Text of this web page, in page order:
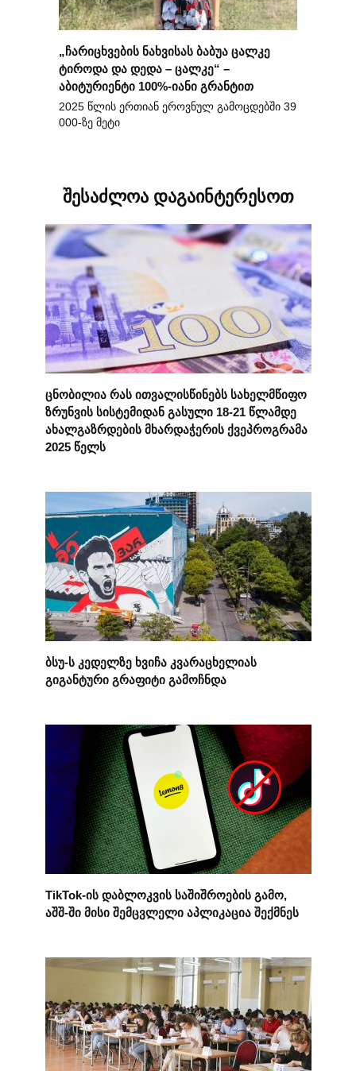
„ჩარიცხვების ნახვისას ბაბუა ცალკე
ტიროდა და დედა – ცალკე“ –
აბიტურიენტი 100%-იანი გრანტით
2025 წლის ერთიან ეროვნულ გამოცდებში 39
000-ზე მეტი
შესაძლოა დაგაინტერესოთ
ცნობილია რას ითვალისწინებს სახელმწიფო
ზრუნვის სისტემიდან გასული 18-21 წლამდე
ახალგაზრდების მხარდაჭერის ქვეპროგრამა
2025 წელს
ბსუ-ს კედელზე ხვიჩა კვარაცხელიას
გიგანტური გრაფიტი გამოჩნდა
TikTok-ის დაბლოკვის საშიშროების გამო,
აშშ-ში მისი შემცვლელი აპლიკაცია შექმნეს